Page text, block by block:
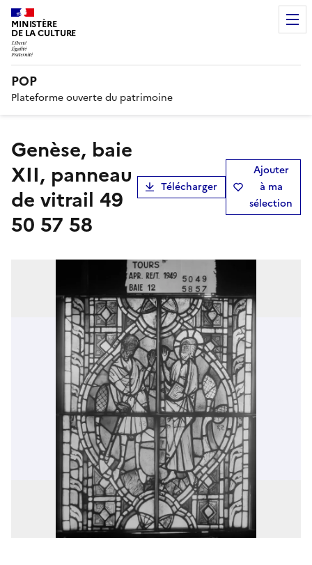
MINISTÈRE
DE LA CULTURE
POP
Plateforme ouverte du patrimoine
Genèse, baie
XII, panneau
de vitrail 49
50 57 58
Télécharger
Ajouter
à ma
sélection